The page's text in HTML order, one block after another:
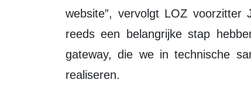
website”, vervolgt LOZ
reeds een belangrijke stap
gateway, die we in technische
realiseren.